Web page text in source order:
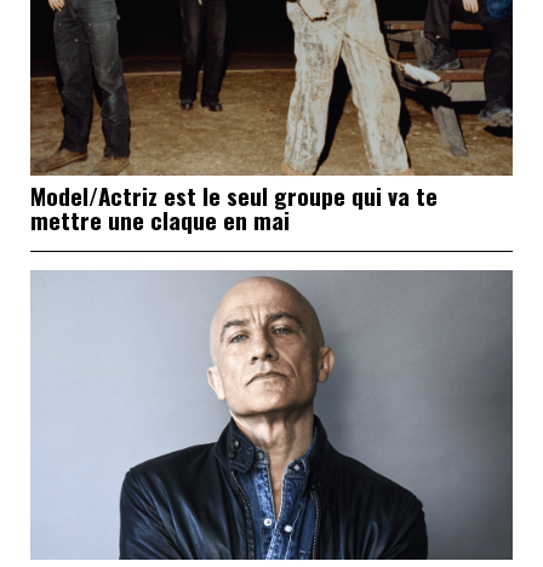
Model/Actriz est le seul groupe qui va te
mettre une claque en mai